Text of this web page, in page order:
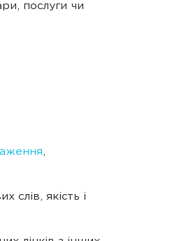
послуги чи
,
слів, якість і